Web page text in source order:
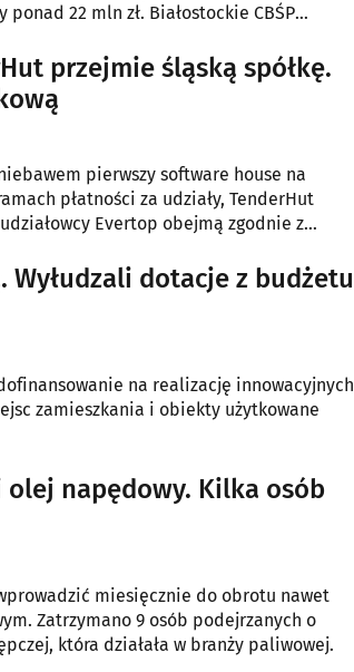
22 mln zł. Białostockie CBŚP
przejmie śląską spółkę.
pierwszy software house na
płatności za udziały, TenderHut
Evertop obejmą zgodnie z
Wyłudzali dotacje z budżetu
na realizację innowacyjnych
zamieszkania i obiekty użytkowane
napędowy. Kilka osób
miesięcznie do obrotu nawet
Zatrzymano 9 osób podejrzanych o
która działała w branży paliwowej.